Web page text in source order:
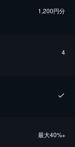
1,200円分
4
最⼤40%※